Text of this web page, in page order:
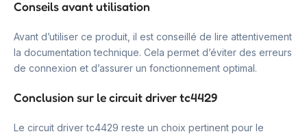
Conseils avant utilisation
Avant d’utiliser ce produit, il est conseillé de lire attentivement
la documentation technique. Cela permet d’éviter des erreurs
de connexion et d’assurer un fonctionnement optimal.
Conclusion sur le circuit driver tc4429
Le circuit driver tc4429 reste un choix pertinent pour le